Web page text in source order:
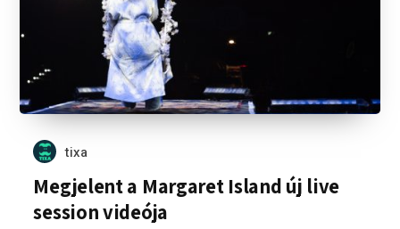
tixa
Megjelent a Margaret Island új live
session videója